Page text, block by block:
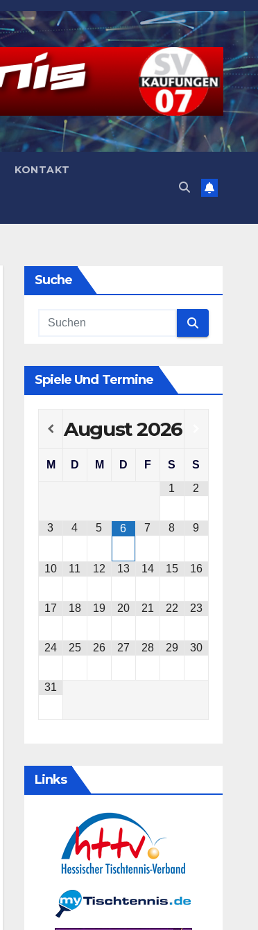
KONTAKT
Suche
Spiele Und Termine
August2026
M D M D F S
S
1
2
3 4 5 6 7 8 9
10 11 12 13 14 15 16
17 18 19 20 21 22 23
24 25 26 27 28 29 30
31
Links